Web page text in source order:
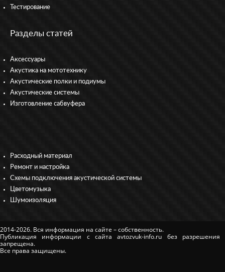
Тестирование
Разделы статей
Аксессуары
Акустика на мототехнику
Акустические полки и подиумы
Акустические системы
Изготовление сабвуфера
Расходный материал
Ремонт и настройка
Схемы подключения акустической системы
Цветомузыка
Шумоизоляция
2014-2026. Вся информация на сайте – собственность.
Публикация информации с сайта avtozvuk-info.ru без разрешения
запрещена.
Все права защищены.